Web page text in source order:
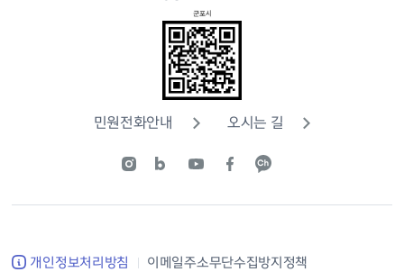
민원전화안내 오시는 길
개인정보처리방침
이메일주소무단수집방지정책